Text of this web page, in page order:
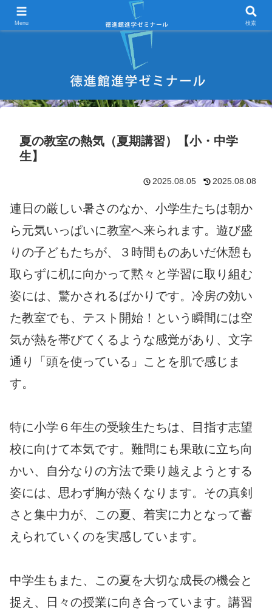
宇部市 学習塾 中学受験 高校受験 大学受験 進学塾 試験対策
夏の教室の熱気（夏期講習）【小・中学
生】
2025.08.05 2025.08.08
連日の厳しい暑さのなか、小学生たちは朝か
ら元気いっぱいに教室へ来られます。遊び盛
りの子どもたちが、３時間ものあいだ休憩も
取らずに机に向かって黙々と学習に取り組む
姿には、驚かされるばかりです。冷房の効い
た教室でも、テスト開始！という瞬間には空
気が熱を帯びてくるような感覚があり、文字
通り「頭を使っている」ことを肌で感じま
す。
特に小学６年生の受験生たちは、目指す志望
校に向けて本気です。難問にも果敢に立ち向
かい、自分なりの方法で乗り越えようとする
姿には、思わず胸が熱くなります。その真剣
さと集中力が、この夏、着実に力となって蓄
えられていくのを実感しています。
中学生もまた、この夏を大切な成長の機会と
捉え、日々の授業に向き合っています。講習
Menu 検索